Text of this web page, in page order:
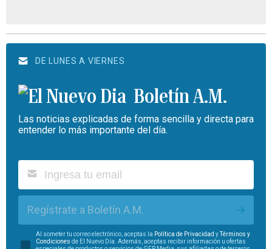
DE LUNES A VIERNES
Boletín A.M.
Las noticias explicadas de forma sencilla y directa para
entender lo más importante del día.
Regístrate a Boletín A.M.
Al someter tu correo electrónico, aceptas la Política de Privacidad yTérminos y
Condiciones de El Nuevo Día. Además, aceptas recibir información u ofertas